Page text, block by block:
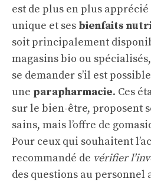
est de plus en plus
unique et ses bienfaits
soit principalement
magasins bio ou
se demander s’il est
une parapharmacie. Ces
sur le bien-être, proposent
sains, mais l’offre de
Pour ceux qui souhaitent
recommandé de vérifier
des questions au personnel